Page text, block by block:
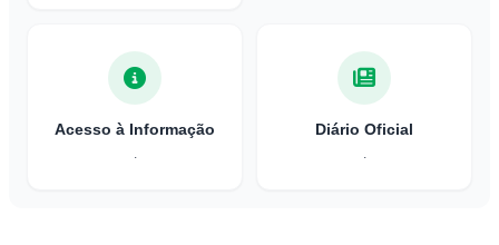
Acesso à Informação Diário Oficial